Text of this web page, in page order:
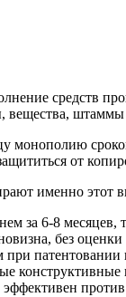
средств
вещества,
монополию
от
именно этот
за 6-8 месяцев,
без оценки
патентовании
конструктивные
эффективен